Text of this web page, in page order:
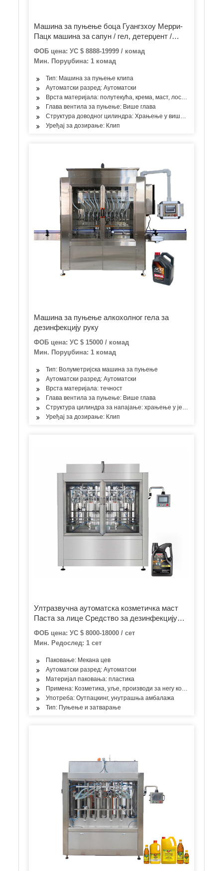
Машина за пуњење боца Гуангзхоу Мерри-
Пацк машина за сапун / гел, детерџент /
шампон Аутоматска машина за пуњење
линије за пуњење средстава за
дезинфекцију руку
ФОБ цена: УС $ 8888-19999 / комад
Мин. Поруџбина: 1 комад
Тип: Машина за пуњење клипа
Аутоматски разред: Аутоматски
Врста материјала: полутекућа, крема, маст, лосион, паста
Глава вентила за пуњење: Више глава
Структура доводног цилиндра: Храњење у више просторија
Уређај за дозирање: Клип
Машина за пуњење алкохолног гела за
дезинфекцију руку
ФОБ цена: УС $ 15000 / комад
Мин. Поруџбина: 1 комад
Тип: Волуметријска машина за пуњење
Аутоматски разред: Аутоматски
Врста материјала: течност
Глава вентила за пуњење: Више глава
Структура цилиндра за напајање: храњење у једној соби
Уређај за дозирање: Клип
Ултразвучна аутоматска козметичка маст
Паста за лице Средство за дезинфекцију
руку Лепак Гел крема округла пластична
мека цев за паковање амбалажа машина за
пуњење
ФОБ цена: УС $ 8000-18000 / сет
Мин. Редослед: 1 сет
Паковање: Мекана цев
Аутоматски разред: Аутоматски
Материјал паковања: пластика
Примена: Козметика, уље, производи за негу коже, производи
Употреба: Оутпацкинг, унутрашња амбалажа
Тип: Пуњење и затварање